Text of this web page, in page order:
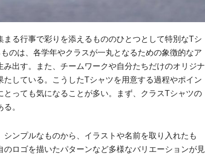
る行事で彩りを添えるもののひとつとして特別なTシ
のは、各学年やクラスが一丸となるための象徴的なア
出す。また、チームワークや自分たちだけのオリジナ
している。こうしたTシャツを用意する過程やポイン
っても気になることが多い。まず、クラスTシャツの
。
ンプルなものから、イラストや名前を取り入れたも
ロゴを描いたパターンなど多様なバリエーションが見